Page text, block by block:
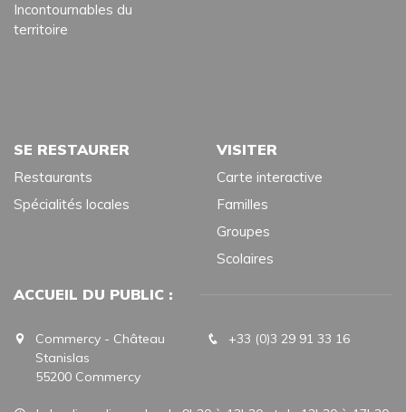
Incontournables du
territoire
SE RESTAURER
Restaurants
Spécialités locales
VISITER
Carte interactive
Familles
Groupes
Scolaires
ACCUEIL DU PUBLIC :
Commercy - Château
Stanislas
55200 Commercy
+33 (0)3 29 91 33 16